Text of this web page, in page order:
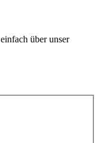
über unser